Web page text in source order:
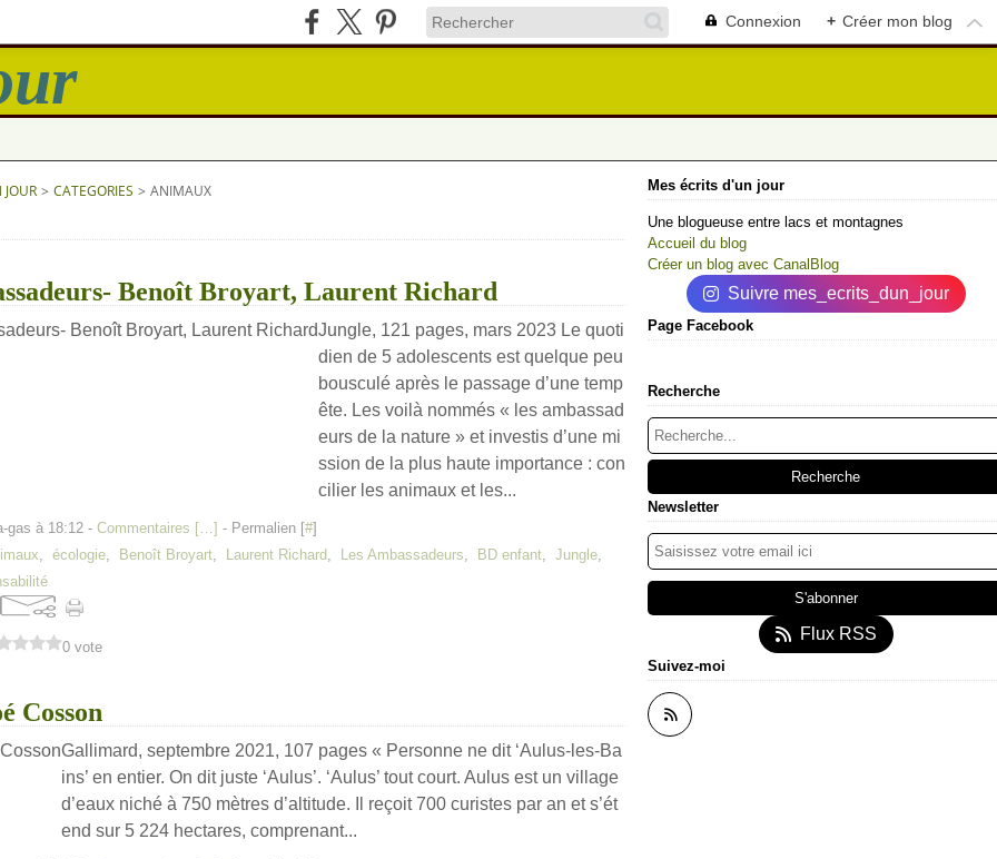
Connexion + Créer mon blog
> CATEGORIES > ANIMAUX
Benoît Broyart, Laurent Richard
Jungle, 121 pages, mars 2023 Le quoti
dien de 5 adolescents est quelque peu
bousculé après le passage d’une temp
ête. Les voilà nommés « les ambassad
eurs de la nature » et investis d’une mi
ssion de la plus haute importance : con
cilier les animaux et les...
gas à 18:12 - Commentaires […] - Permalien [#]
, écologie, Benoît Broyart, Laurent Richard, Les Ambassadeurs, BD enfant, Jungle,
0 vote
Cosson
Gallimard, septembre 2021, 107 pages « Personne ne dit ‘Aulus-les-Ba
ins’ en entier. On dit juste ‘Aulus’. ‘Aulus’ tout court. Aulus est un village
d’eaux niché à 750 mètres d’altitude. Il reçoit 700 curistes par an et s’ét
end sur 5 224 hectares, comprenant...
Mes écrits d'un jour
Une blogueuse entre lacs et montagnes
Accueil du blog
Créer un blog avec CanalBlog
Suivre mes_ecrits_dun_jour
Page Facebook
Recherche
Newsletter
Flux RSS
Suivez-moi